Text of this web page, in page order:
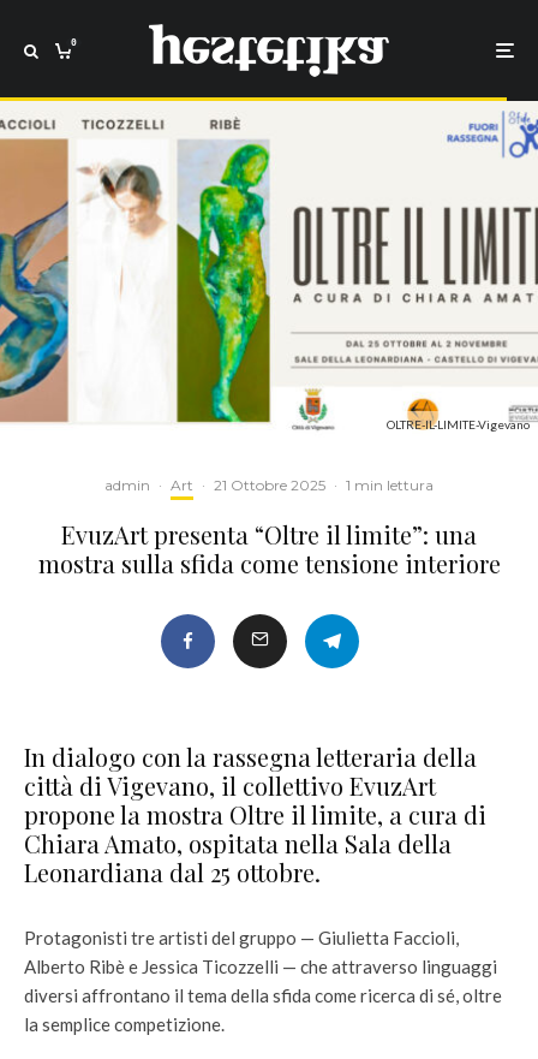
0
OLTRE-IL-LIMITE-Vigevano
admin · Art · 21 Ottobre 2025 · 1 min lettura
EvuzArt presenta “Oltre il limite”: una
mostra sulla sfida come tensione interiore
In dialogo con la rassegna letteraria della
città di Vigevano, il collettivo EvuzArt
propone la mostra Oltre il limite, a cura di
Chiara Amato, ospitata nella Sala della
Leonardiana dal 25 ottobre.
Protagonisti tre artisti del gruppo — Giulietta Faccioli,
Alberto Ribè e Jessica Ticozzelli — che attraverso linguaggi
diversi affrontano il tema della sfida come ricerca di sé, oltre
la semplice competizione.